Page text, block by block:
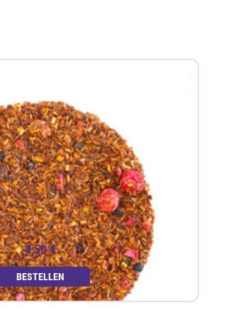
4,50 €
BESTELLEN